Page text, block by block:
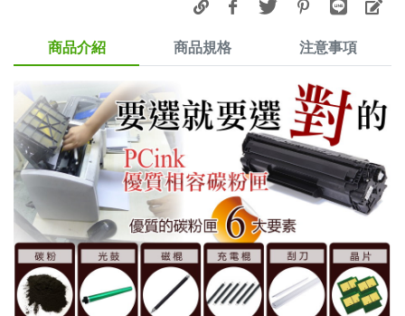
商品介紹 商品規格 注意事項